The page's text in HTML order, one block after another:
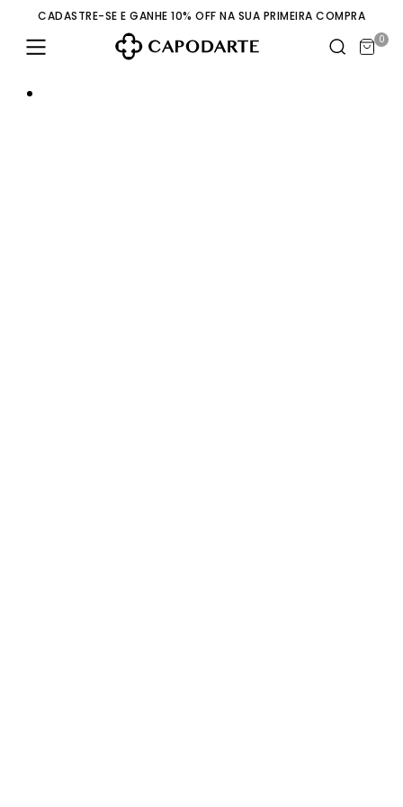
CADASTRE-SE E GANHE 10% OFF NA SUA PRIMEIRA COMPRA
0